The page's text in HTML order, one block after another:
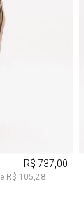
R$ 737,00
R$ 105,28